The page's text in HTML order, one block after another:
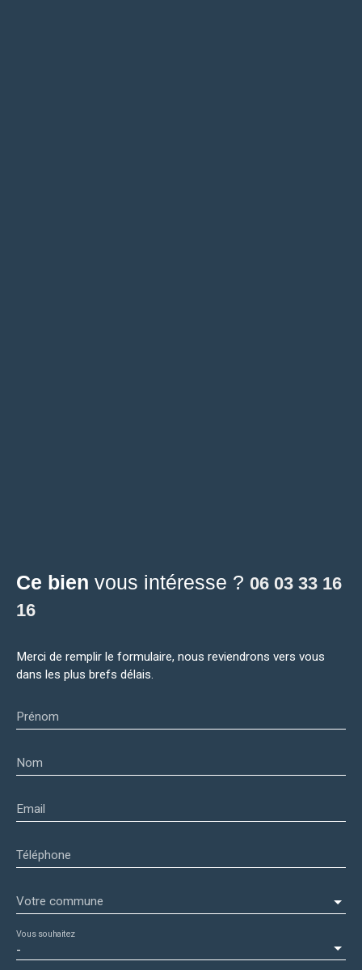
Ce bien vous intéresse ? 06 03 33 16
16
Merci de remplir le formulaire, nous reviendrons vers vous
dans les plus brefs délais.
Prénom
Nom
Email
Téléphone
Votre commune
-
Vous souhaitez